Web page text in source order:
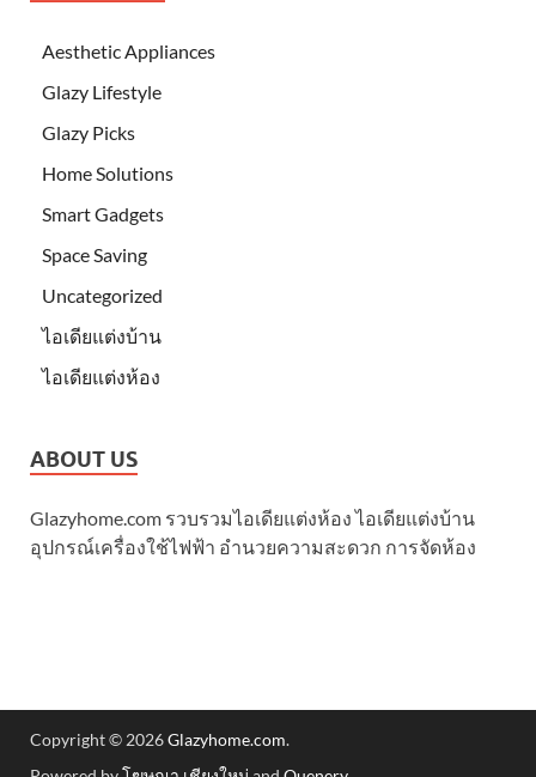
Aesthetic Appliances
Glazy Lifestyle
Glazy Picks
Home Solutions
Smart Gadgets
Space Saving
Uncategorized
ไอเดียแต่งบ้าน
ไอเดียแต่งห้อง
ABOUT US
Glazyhome.com รวบรวมไอเดียแต่งห้อง ไอเดียแต่งบ้าน
อุปกรณ์เครื่องใช้ไฟฟ้า อำนวยความสะดวก การจัดห้อง
Copyright © 2026Glazyhome.com.